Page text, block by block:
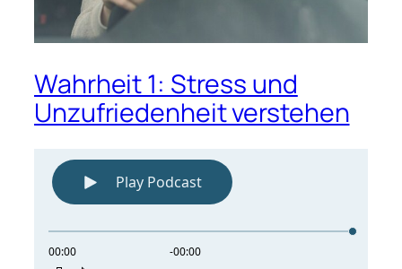
Wahrheit 1: Stress und
Unzufriedenheit verstehen